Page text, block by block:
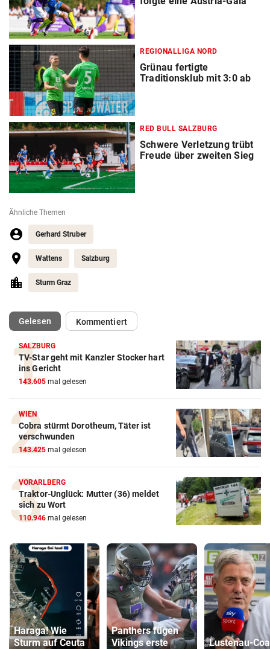
REGIONALLIGA NORD
Grünau fertigte
Traditionsklub mit 3:0 ab
RED BULL SALZBURG
Schwere Verletzung trübt
Freude über zweiten Sieg
Ähnliche Themen
Gerhard Struber
Wattens Salzburg
Sturm Graz
Gelesen(ausgewählt)Kommentiert
SALZBURG
TV-Star geht mit Kanzler Stocker hart
ins Gericht
143.605 mal gelesen
WIEN
Cobra stürmt Dorotheum, Täter ist
verschwunden
143.425 mal gelesen
VORARLBERG
Traktor-Unglück: Mutter (36) meldet
sich zu Wort
110.946 mal gelesen
Haraga! Wie
Sturm auf Ceuta
Panthers fügen
Vikings erste
Lustenau-